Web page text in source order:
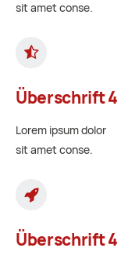
sit amet conse.
Überschrift 4
Lorem ipsum dolor
sit amet conse.
Überschrift 4